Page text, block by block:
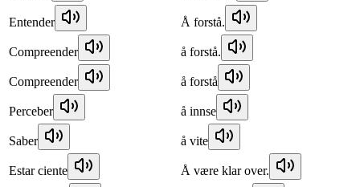
Entender Å forstå.
Compreender å forstå.
Compreender å forstå
Perceber å innse
Saber å vite
Estar ciente Å være klar over.